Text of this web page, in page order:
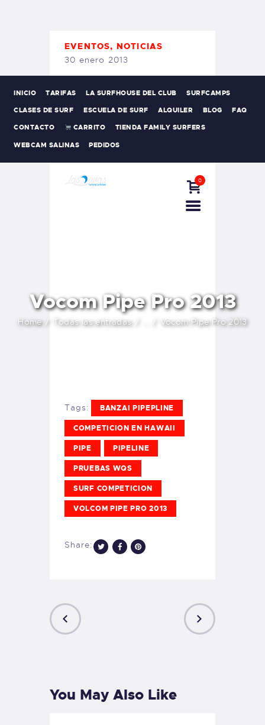
PEDIDOS
EVENTOS, NOTICIAS
30 enero 2013
INICIO TARIFAS LA SURFHOUSE DEL CLUB SURFCAMPS
CLASES DE SURF ESCUELA DE SURF ALQUILER BLOG FAQ
CONTACTO CARRITO TIENDA FAMILY SURFERS
WEBCAM SALINAS PEDIDOS
0
Vocom Pipe Pro 2013
Home Todas las entradas Vocom Pipe Pro 2013
Tags: BANZAI PIPEPLINE
COMPETICION EN HAWAII
PIPE PIPELINE
PRUEBAS WQS
SURF COMPETICION
VOLCOM PIPE PRO 2013
Share:
You May Also Like